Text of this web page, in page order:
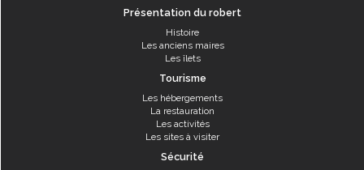
Présentation du robert
Histoire
Les anciens maires
Les îlets
Tourisme
Les hébergements
La restauration
Les activités
Les sites à visiter
Sécurité